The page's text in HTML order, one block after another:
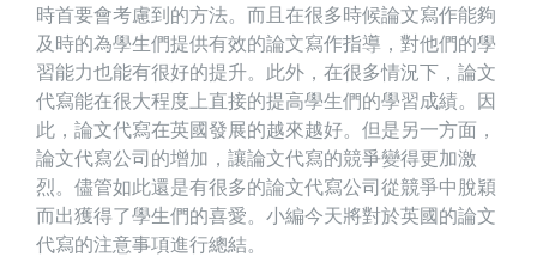
時首要會考慮到的方法。而且在很多時候論文寫作能夠
及時的為學生們提供有效的論文寫作指導，對他們的學
習能力也能有很好的提升。此外，在很多情況下，論文
代寫能在很大程度上直接的提高學生們的學習成績。因
此，論文代寫在英國發展的越來越好。但是另一方面，
論文代寫公司的增加，讓論文代寫的競爭變得更加激
烈。儘管如此還是有很多的論文代寫公司從競爭中脫穎
而出獲得了學生們的喜愛。小編今天將對於英國的論文
代寫的注意事項進行總結。